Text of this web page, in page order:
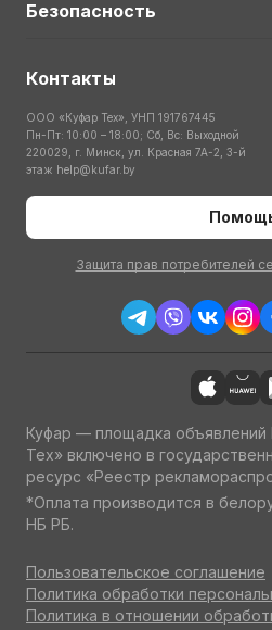
Безопасность
Контакты
ООО «Куфар Тех», УНП 191767445
Пн-Пт: 10:00 – 18:00; Сб, Вс: Выходной
220029, г. Минск, ул. Красная 7А-2, 3-й
этаж help@kufar.by
Защита прав потребителей
Куфар — площадка
Тех» включено в
ресурс «Реестр
*Оплата производится в
НБ РБ.
Пользовательское соглашение
Политика обработки
Политика в отношении